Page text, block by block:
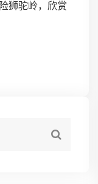
狮驼岭，欣赏